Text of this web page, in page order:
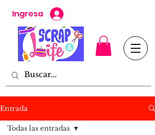
Ingresa
Entrada
Todas las entradas